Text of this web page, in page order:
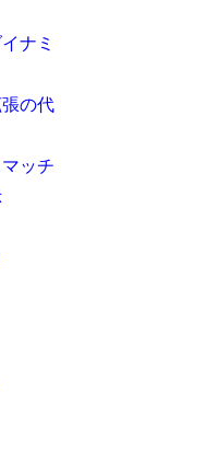
ナミ
の代
ッチ